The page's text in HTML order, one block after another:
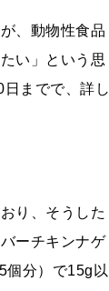
、動物性食品
い」という思
までで、詳し
り、そうした
ーチキンナゲ
個分）で15g以